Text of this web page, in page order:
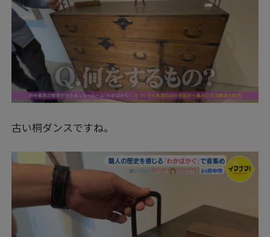
古い桐ダンスですね。